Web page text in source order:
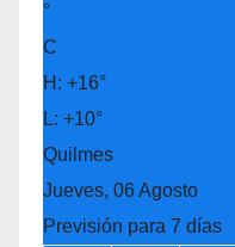
°
C
H: +16°
L: +10°
Quilmes
Jueves, 06 Agosto
Previsión para 7 días